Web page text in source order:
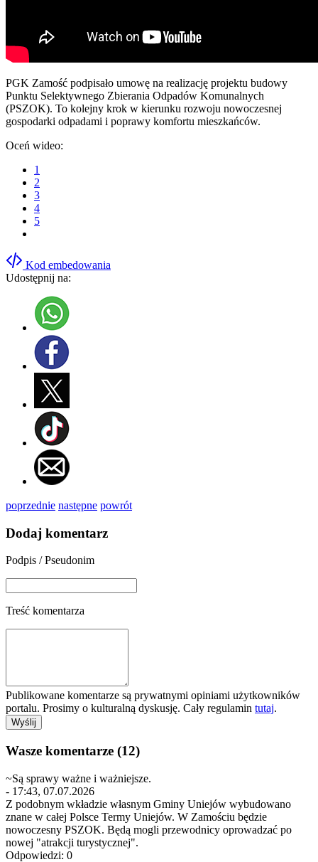
PGK Zamość podpisało umowę na realizację projektu budowy
Punktu Selektywnego Zbierania Odpadów Komunalnych
(PSZOK). To kolejny krok w kierunku rozwoju nowoczesnej
gospodarki odpadami i poprawy komfortu mieszkańców.
Oceń wideo:
1
2
3
4
5
Kod embedowania
Udostępnij na:
poprzednie następne powrót
Dodaj komentarz
Podpis / Pseudonim
Treść komentarza
Publikowane komentarze są prywatnymi opiniami użytkowników
portalu. Prosimy o kulturalną dyskusję. Cały regulamin tutaj.
Wasze komentarze (12)
~Są sprawy ważne i ważniejsze.
- 17:43, 07.07.2026
Z podobnym wkładzie własnym Gminy Uniejów wybudowano
znane w całej Polsce Termy Uniejów. W Zamościu będzie
nowoczesny PSZOK. Będą mogli przewodnicy oprowadzać po
nowej "atrakcji turystycznej".
Odpowiedzi: 0